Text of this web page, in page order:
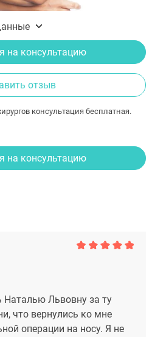
на консультацию
отзыв
консультация бесплатная.
на консультацию
Наталью Львовну за ту
что вернулись ко мне
операции на носу. Я не